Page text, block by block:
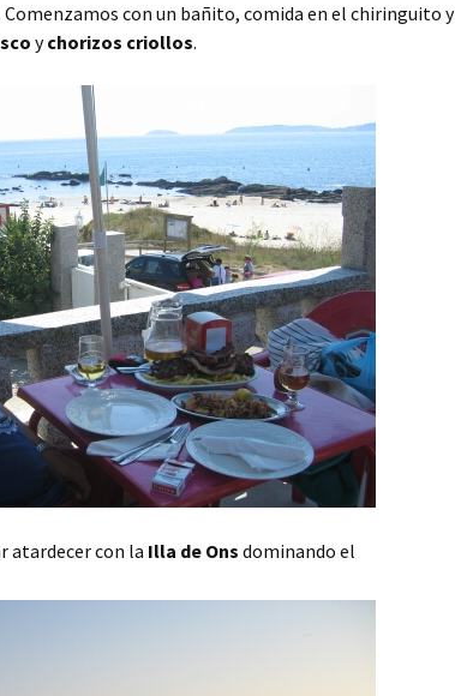
Comenzamos con un bañito, comida en el chiringuito y
ychorizos criollos.
atardecer con la Illa de Ons dominando el